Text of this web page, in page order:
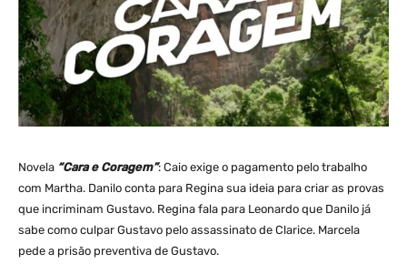
Novela “Cara e Coragem”: Caio exige o pagamento pelo trabalho
com Martha. Danilo conta para Regina sua ideia para criar as provas
que incriminam Gustavo. Regina fala para Leonardo que Danilo já
sabe como culpar Gustavo pelo assassinato de Clarice. Marcela
pede a prisão preventiva de Gustavo.